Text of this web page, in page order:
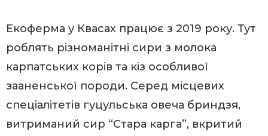
Екоферма у Квасах працює з 2019 року. Тут
роблять різноманітні сири з молока
карпатських корів та кіз особливої
зааненської породи. Серед місцевих
спеціалітетів гуцульська овеча бриндзя,
витриманий сир “Стара карга”, вкритий